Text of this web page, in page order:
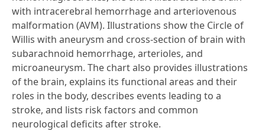
with intracerebral hemorrhage and arteriovenous
malformation (AVM). Illustrations show the Circle of
Willis with aneurysm and cross-section of brain with
subarachnoid hemorrhage, arterioles, and
microaneurysm. The chart also provides illustrations
of the brain, explains its functional areas and their
roles in the body, describes events leading to a
stroke, and lists risk factors and common
neurological deficits after stroke.